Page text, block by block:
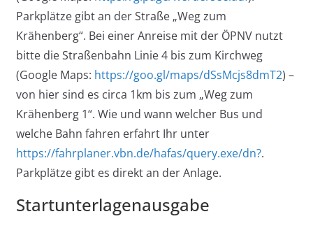
Parkplätze gibt an der Straße „Weg zum
Krähenberg“. Bei einer Anreise mit der ÖPNV nutzt
bitte die Straßenbahn Linie 4 bis zum Kirchweg
(Google Maps: https://goo.gl/maps/dSsMcjs8dmT2) –
von hier sind es circa 1km bis zum „Weg zum
Krähenberg 1“. Wie und wann welcher Bus und
welche Bahn fahren erfahrt Ihr unter
https://fahrplaner.vbn.de/hafas/query.exe/dn?.
Parkplätze gibt es direkt an der Anlage.
Startunterlagenausgabe